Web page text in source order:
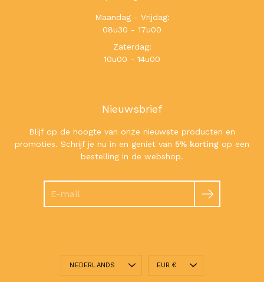
Maandag - Vrijdag:
08u30 - 17u00
Zaterdag:
10u00 - 14u00
Nieuwsbrief
Blijf op de hoogte van onze nieuwste producten en
promoties. Schrijf je nu in en geniet van 5% korting op een
bestelling in de webshop.
Taal
NEDERLANDS Valuta
EUR €